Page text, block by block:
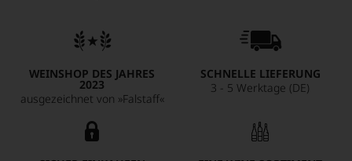
WEINSHOP DES JAHRES
2023
ausgezeichnet von »Falstaff«
SCHNELLE LIEFERUNG
3 - 5 Werktage (DE)